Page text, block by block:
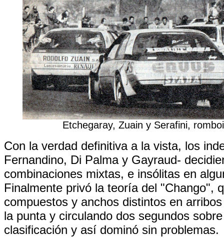
Etchegaray, Zuain y Serafini,
Con la verdad definitiva a la vista, los
Fernandino, Di Palma y Gayraud-
combinaciones mixtas, e insólitas en
Finalmente privó la teoría del "Chango",
compuestos y anchos distintos en
la punta y circulando dos segundos
clasificación y así dominó sin problemas.